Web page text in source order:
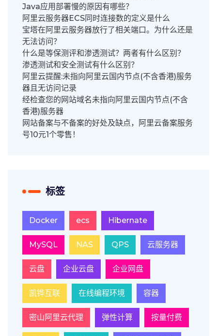
Java应用部署慢的原因有哪些？
阿里云服务器ECS同时连接数的定义是什么
宝塔在阿里云服务器放行了相关端口。为什么还是
无法访问？
什么是等保测评和渗透测试？两者有什么区别？
渗透测试和安全测试有什么区别？
阿里云提醒:未指向阿里云国内节点(不含香港)服务
器且无访问记录
经检查您的网站域名未指向阿里云国内节点(不含
香港)服务器
网站备案与不备案的好处及缺点，阿里云备案服务
号10元1个零售！
标签
Docker ecs Hibernate
MySQL NAS QPS 云服务器
云盘 企业云盘 企业网盘
凯铧互联 在线编程环境 容器
密山阿里云代理 弹性计算 按量付费